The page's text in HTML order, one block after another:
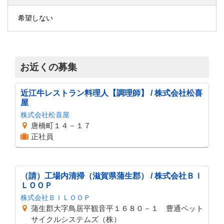
希望しない
お近くの募集
近江牛レストラン料理人【調理師】 / 株式会社松喜
屋
株式会社松喜屋
唐橋町１４－１７
正社員
（請）工場内清掃（滋賀県蒲生郡） / 株式会社ＢＩ
ＬＯＯＰ
株式会社ＢＩＬＯＯＰ
蒲生郡大字鳥居平観音平１６８０－１ 豊通ペット
サイクルシステムズ（株）